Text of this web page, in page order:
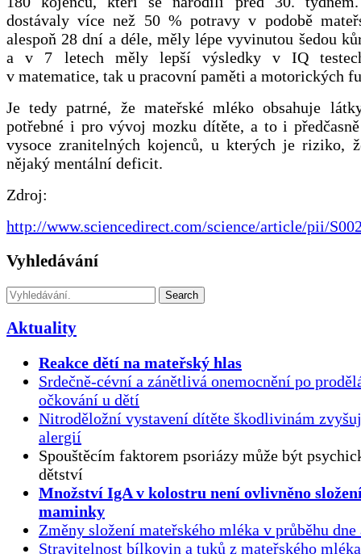
dostávaly více než 50 % potravy v podobě
alespoň 28 dní a déle, měly lépe vyvinutou šedou
a v 7 letech měly lepší výsledky v IQ
v matematice, tak u pracovní paměti a motorických
Je tedy patrné, že mateřské mléko obsahuje
potřebné i pro vývoj mozku dítěte, a to i předčasně
vysoce zranitelných kojenců, u kterých je riziko,
nějaký mentální deficit.
Zdroj:
http://www.sciencedirect.com/science/article/pii/
Vyhledávání
Search
Aktuality
Reakce dětí na mateřský hlas
Srdečně-cévní a zánětlivá onemocnění po
očkování u dětí
Nitroděložní vystavení dítěte škodlivinám
alergií
Spouštěcím faktorem psoriázy může být
dětství
Množství IgA v kolostru není ovlivněno
maminky
Změny složení mateřského mléka v průběhu dne
Stravitelnost bílkovin a tuků z mateřského